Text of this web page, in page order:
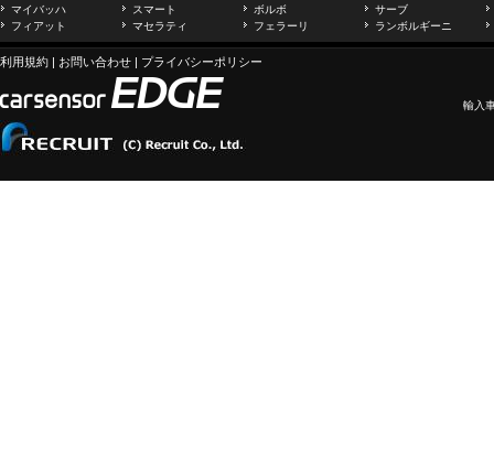
マイバッハ
スマート ボルボ
サーブ
フィアット
マセラティ フェラーリ ランボルギーニ
利用規約 | お問い合わせ | プライバシーポリシー
輸入